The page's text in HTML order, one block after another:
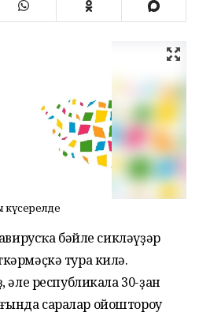
күсерелде
бәйле сикләүҙәр
тура килә.
әле республикала 30-ҙан
саралар ойоштороу